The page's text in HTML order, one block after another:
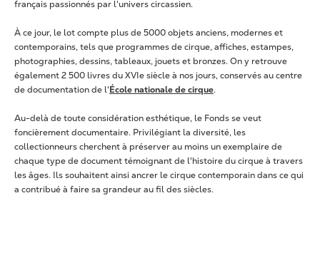
français passionnés par l'univers circassien.
À ce jour, le lot compte plus de 5000 objets anciens, modernes et
contemporains, tels que programmes de cirque, affiches, estampes,
photographies, dessins, tableaux, jouets et bronzes. On y retrouve
également 2 500 livres du XVIe siècle à nos jours, conservés au centre
de documentation de l'École nationale de cirque.
Au-delà de toute considération esthétique, le Fonds se veut
foncièrement documentaire. Privilégiant la diversité, les
collectionneurs cherchent à préserver au moins un exemplaire de
chaque type de document témoignant de l'histoire du cirque à travers
les âges. Ils souhaitent ainsi ancrer le cirque contemporain dans ce qui
a contribué à faire sa grandeur au fil des siècles.